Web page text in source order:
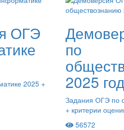
ОГЭ
2025 +
по
2025
Задания ОГЭ по
+ критерии
56572